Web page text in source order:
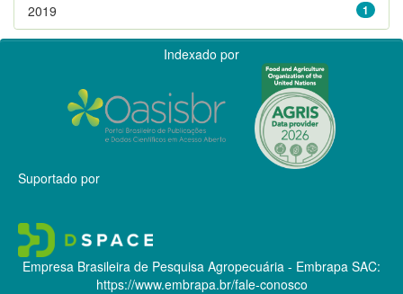
1
2019
Indexado por
Suportado por
Empresa Brasileira de Pesquisa Agropecuária - Embrapa SAC:
https://www.embrapa.br/fale-conosco